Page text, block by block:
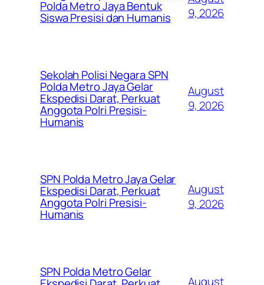
Polda Metro Jaya Bentuk
Siswa Presisi dan Humanis
9, 2026
Sekolah Polisi Negara SPN
Polda Metro Jaya Gelar
Ekspedisi Darat, Perkuat
Anggota Polri Presisi-
Humanis
August
9, 2026
SPN Polda Metro Jaya Gelar
Ekspedisi Darat, Perkuat
Anggota Polri Presisi-
Humanis
August
9, 2026
SPN Polda Metro Gelar
August